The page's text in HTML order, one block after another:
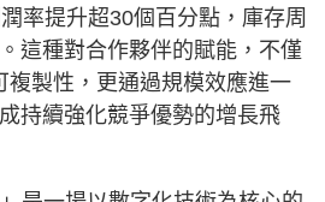
率提升超30個百分點，庫存周
這種對合作夥伴的賦能，不僅
複製性，更通過規模效應進一
持續強化競爭優勢的增長飛